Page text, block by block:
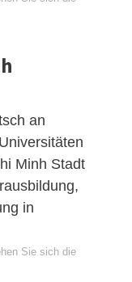
an
Minh Stadt
in
Sie sich die